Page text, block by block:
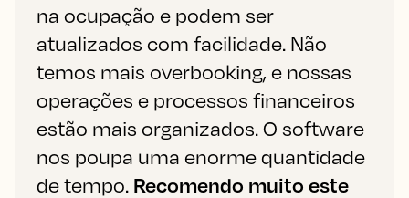
na ocupação e podem ser
atualizados com facilidade. Não
temos mais overbooking, e nossas
operações e processos financeiros
estão mais organizados. O software
nos poupa uma enorme quantidade
de tempo. Recomendo muito este